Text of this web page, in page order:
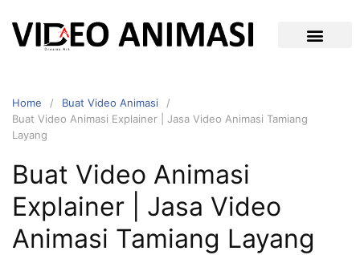
Home
Buat Video Animasi
Buat Video Animasi Explainer | Jasa Video Animasi Tamiang
Layang
Buat Video Animasi
Explainer | Jasa Video
Animasi Tamiang Layang